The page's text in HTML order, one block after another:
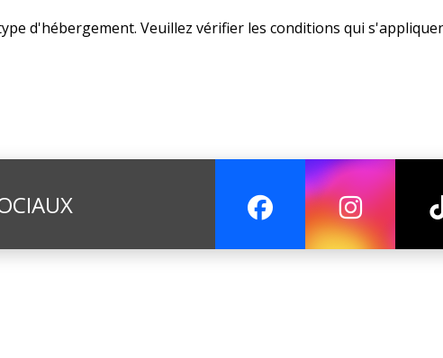
d'hébergement. Veuillez vérifier les conditions qui